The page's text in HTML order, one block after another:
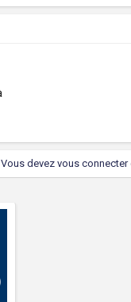
Vous devez vous